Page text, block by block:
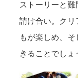
ストーリーと
請け合い。クリ
もが楽しめ、
きることでしょ